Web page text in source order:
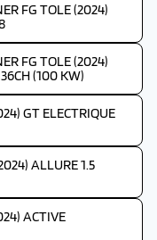
FG TOLE (2024)
FG TOLE (2024)
(100 KW)
GT ELECTRIQUE
ALLURE 1.5
ACTIVE